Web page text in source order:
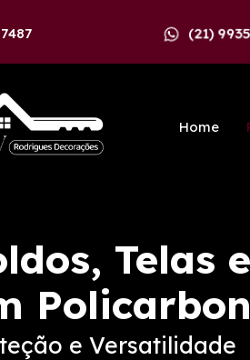
(21)
Home
Telas
e Versatilidade